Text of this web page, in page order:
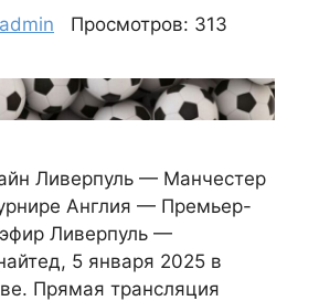
admin Просмотров: 313
Ливерпуль — Манчестер
Англия — Премьер-
Ливерпуль —
5 января 2025 в
Прямая трансляция